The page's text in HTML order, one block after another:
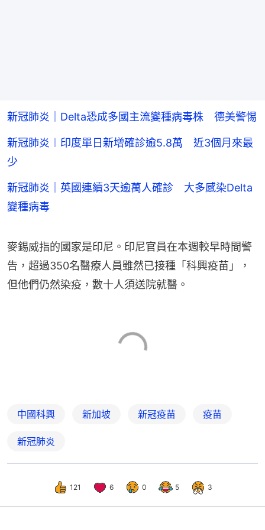
新冠肺炎｜Delta恐成多國主流變種病毒株 德美警惕
新冠肺炎︱印度單日新增確診逾5.8萬 近3個月來最
少
新冠肺炎｜英國連續3天逾萬人確診 大多感染Delta
變種病毒
麥錫威指的國家是印尼。印尼官員在本週較早時間警
告，超過350名醫療人員雖然已接種「科興疫苗」，
但他們仍然染疫，數十人須送院就醫。
中國科興 新加坡 新冠疫苗 疫苗
新冠肺炎
121 6 0 5 3